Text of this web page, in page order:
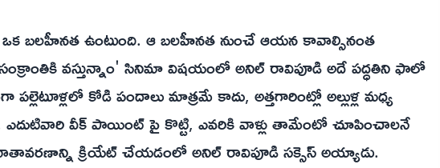
ఒక బలహీనత ఉంటుంది. ఆ బలహీనత నుంచే ఆయన కావాల్సినంత
వస్తున్నాం' సినిమా విషయంలో అనిల్ రావిపూడి అదే పద్ధతిని ఫాలో
కోడి పందాలు మాత్రమే కాదు, అత్తగారింట్లో అల్లుళ్ల మధ్య
ఎదుటివారి వీక్ పాయింట్ పై కొట్టి, ఎవరికి వాళ్లు తామేంటో చూపించాలనే
క్రియేట్ చేయడంలో అనిల్ రావిపూడి సక్సెస్ అయ్యాడు.